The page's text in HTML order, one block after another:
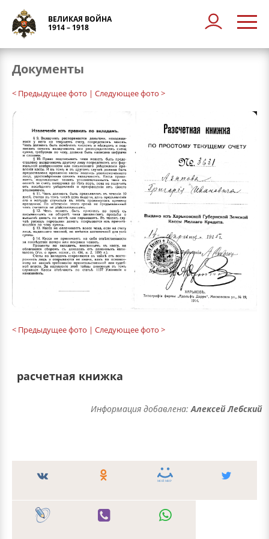
ВЕЛИКАЯ ВОЙНА
1914 – 1918
Документы
< Предыдущее фото | Следующее фото >
< Предыдущее фото | Следующее фото >
расчетная книжка
Информация добавлена:Алексей Лебский